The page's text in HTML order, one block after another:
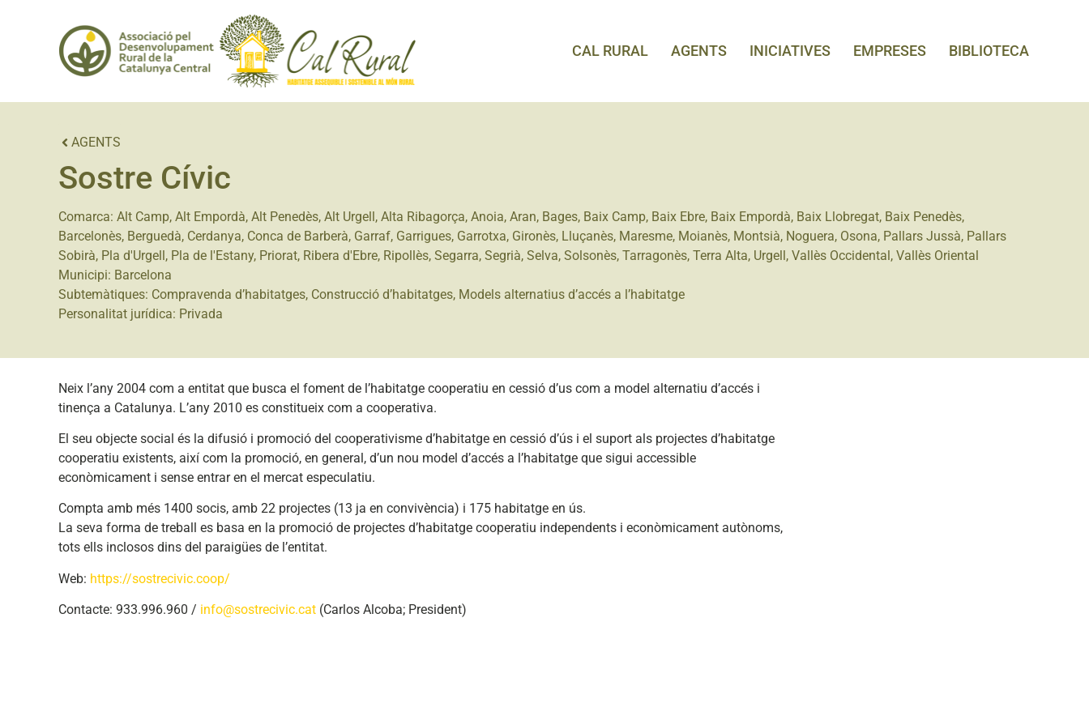
CAL RURAL AGENTS INICIATIVES EMPRESES BIBLIOTECA
AGENTS
Sostre Cívic
Comarca: Alt Camp, Alt Empordà, Alt Penedès, Alt Urgell, Alta Ribagorça, Anoia, Aran, Bages, Baix Camp, Baix Ebre, Baix Empordà, Baix Llobregat, Baix Penedès,
Barcelonès, Berguedà, Cerdanya, Conca de Barberà, Garraf, Garrigues, Garrotxa, Gironès, Lluçanès, Maresme, Moianès, Montsià, Noguera, Osona, Pallars Jussà, Pallars
Sobirà, Pla d'Urgell, Pla de l'Estany, Priorat, Ribera d'Ebre, Ripollès, Segarra, Segrià, Selva, Solsonès, Tarragonès, Terra Alta, Urgell, Vallès Occidental, Vallès Oriental
Municipi: Barcelona
Subtemàtiques: Compravenda d’habitatges, Construcció d’habitatges, Models alternatius d’accés a l’habitatge
Personalitat jurídica: Privada
Neix l’any 2004 com a entitat que busca el foment de l’habitatge cooperatiu en cessió d’us com a model alternatiu d’accés i
tinença a Catalunya. L’any 2010 es constitueix com a cooperativa.
El seu objecte social és la difusió i promoció del cooperativisme d’habitatge en cessió d’ús i el suport als projectes d’habitatge
cooperatiu existents, així com la promoció, en general, d’un nou model d’accés a l’habitatge que sigui accessible
econòmicament i sense entrar en el mercat especulatiu.
Compta amb més 1400 socis, amb 22 projectes (13 ja en convivència) i 175 habitatge en ús.
La seva forma de treball es basa en la promoció de projectes d’habitatge cooperatiu independents i econòmicament autònoms,
tots ells inclosos dins del paraigües de l’entitat.
Web: https://sostrecivic.coop/
Contacte: 933.996.960 / info@sostrecivic.cat (Carlos Alcoba; President)